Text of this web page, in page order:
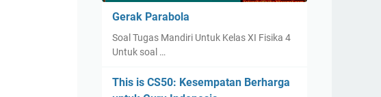
Gerak Parabola
Soal Tugas Mandiri Untuk Kelas XI Fisika 4
Untuk soal …
This is CS50: Kesempatan Berharga